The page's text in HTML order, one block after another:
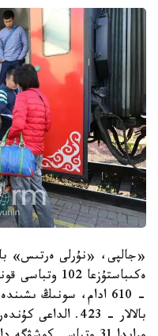
«جالپى، «نۇرلى ەرتىس»
ەكىباستۇزعا
بالالار - 423.